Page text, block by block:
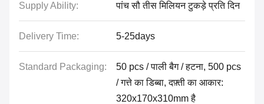
Supply Ability: पांच सौ तीस मिलियन टुकड़े प्रति दिन
Delivery Time: 5-25days
Standard Packaging:
50 pcs / पाली बैग / हटना, 500 pcs
/ गत्ते का डिब्बा, दफ़्ती का आकार:
320x170x310mm है